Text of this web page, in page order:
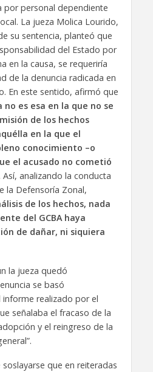
por personal dependiente
La jueza Molica Lourido,
su sentencia, planteó que
del Estado por
en la causa, se requeriría
de la denuncia radicada en
En este sentido, afirmó que
es esa en la que no se
de los hechos
en la que el
conocimiento –o
el acusado no cometió
Así, analizando la conducta
la Defensoría Zonal,
de los hechos, nada
del GCBA haya
de dañar, ni siquiera
la jueza quedó
se basó
informe realizado por el
señalaba el fracaso de la
y el reingreso de la
que en reiteradas